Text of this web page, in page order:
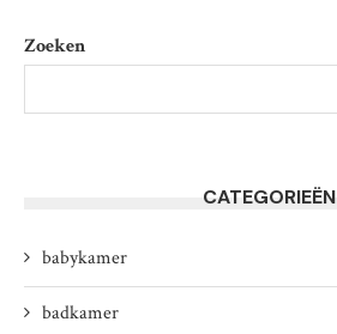
Zoeken
CATEGORIEËN
babykamer
badkamer